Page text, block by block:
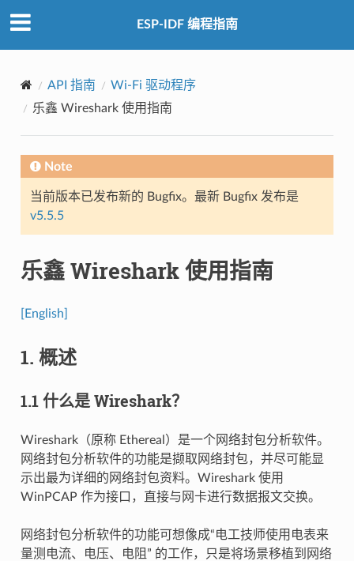
ESP-IDF 编程指南
API 指南
Wi-Fi 驱动程序
乐鑫 Wireshark 使用指南
Note
当前版本已发布新的 Bugfix。最新 Bugfix 发布是
v5.5.5
乐鑫 Wireshark 使用指南
[English]
1. 概述
1.1 什么是 Wireshark？
Wireshark（原称 Ethereal）是一个网络封包分析软件。
网络封包分析软件的功能是撷取网络封包，并尽可能显
示出最为详细的网络封包资料。Wireshark 使用
WinPCAP 作为接口，直接与网卡进行数据报文交换。
网络封包分析软件的功能可想像成“电工技师使用电表来
量测电流、电压、电阻” 的工作，只是将场景移植到网络